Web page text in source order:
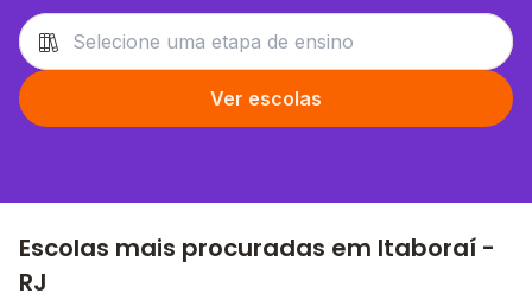
Ver escolas
Escolas mais procuradas em Itaboraí -
RJ